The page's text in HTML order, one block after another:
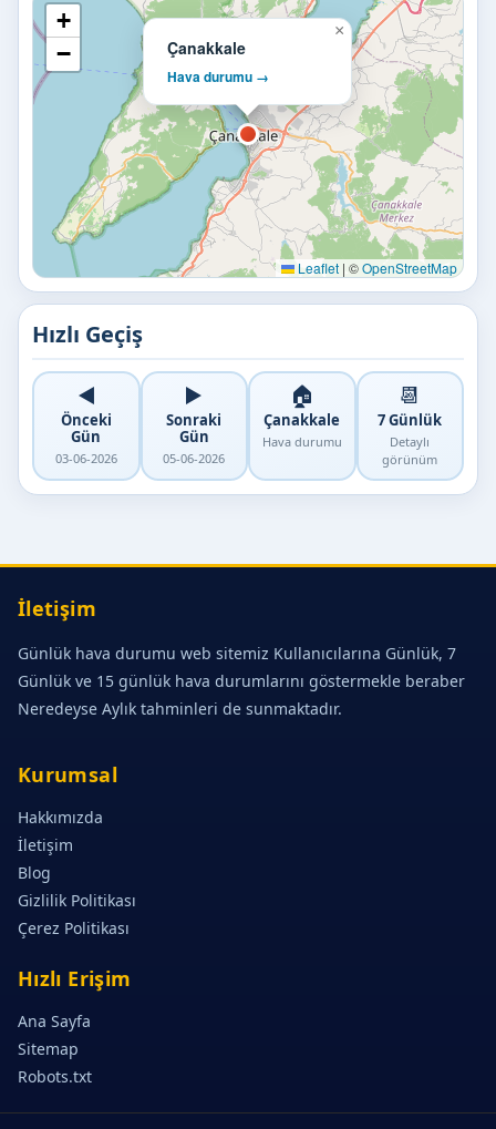
Çanakkale
Hava durumu →
×
+
−
Leaflet | ©OpenStreetMap
Hızlı Geçiş
◀️
Önceki
Gün
03-06-2026
▶️
Sonraki
Gün
05-06-2026
🏠
Çanakkale
Hava durumu
📆
7 Günlük
Detaylı
görünüm
İletişim
Günlük hava durumu web sitemiz Kullanıcılarına Günlük, 7
Günlük ve 15 günlük hava durumlarını göstermekle beraber
Neredeyse Aylık tahminleri de sunmaktadır.
Kurumsal
Hakkımızda
İletişim
Blog
Gizlilik Politikası
Çerez Politikası
Hızlı Erişim
Ana Sayfa
Sitemap
Robots.txt